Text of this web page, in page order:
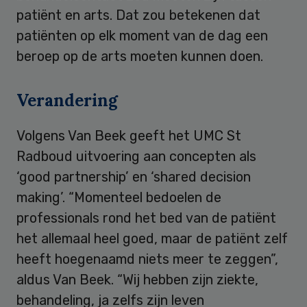
patiënt en arts. Dat zou betekenen dat
patiënten op elk moment van de dag een
beroep op de arts moeten kunnen doen.
Verandering
Volgens Van Beek geeft het UMC St
Radboud uitvoering aan concepten als
‘good partnership’ en ‘shared decision
making’. “Momenteel bedoelen de
professionals rond het bed van de patiënt
het allemaal heel goed, maar de patiënt zelf
heeft hoegenaamd niets meer te zeggen”,
aldus Van Beek. “Wij hebben zijn ziekte,
behandeling, ja zelfs zijn leven